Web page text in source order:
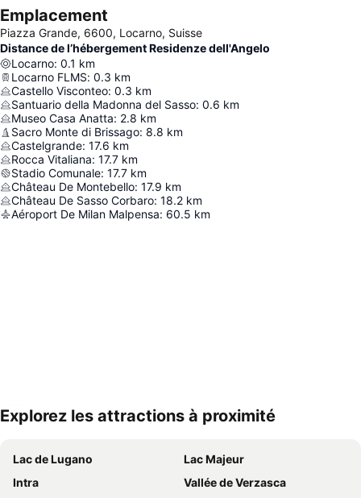
Emplacement
Piazza Grande, 6600, Locarno, Suisse
Distance de l’hébergement Residenze dell'Angelo
Locarno: 0.1 km
Locarno FLMS: 0.3 km
Castello Visconteo: 0.3 km
Santuario della Madonna del Sasso: 0.6 km
Museo Casa Anatta: 2.8 km
Sacro Monte di Brissago: 8.8 km
Castelgrande: 17.6 km
Rocca Vitaliana: 17.7 km
Stadio Comunale: 17.7 km
Château De Montebello: 17.9 km
Château De Sasso Corbaro: 18.2 km
Aéroport De Milan Malpensa: 60.5 km
Explorez les attractions à proximité
Lac de Lugano
Lac Majeur
Intra
Vallée de Verzasca